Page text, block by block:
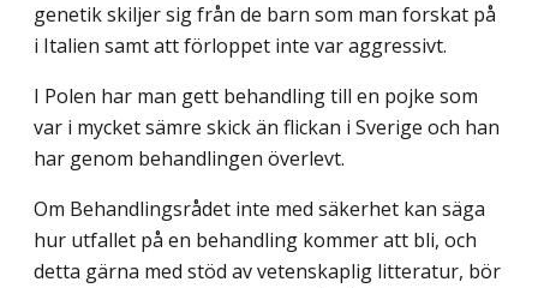
genetik skiljer sig från de barn som man forskat på
i Italien samt att förloppet inte var aggressivt.
I Polen har man gett behandling till en pojke som
var i mycket sämre skick än flickan i Sverige och han
har genom behandlingen överlevt.
Om Behandlingsrådet inte med säkerhet kan säga
hur utfallet på en behandling kommer att bli, och
detta gärna med stöd av vetenskaplig litteratur, bör